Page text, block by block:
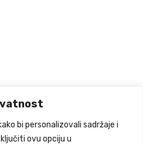
bi personalizovali sadržaje i
ovu opciju u